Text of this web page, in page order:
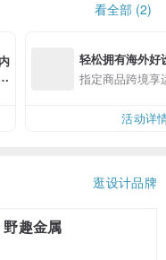
看全部 (2)
轻松拥有海外好
指定商品跨境享
活动详
逛设计品牌
趣金属